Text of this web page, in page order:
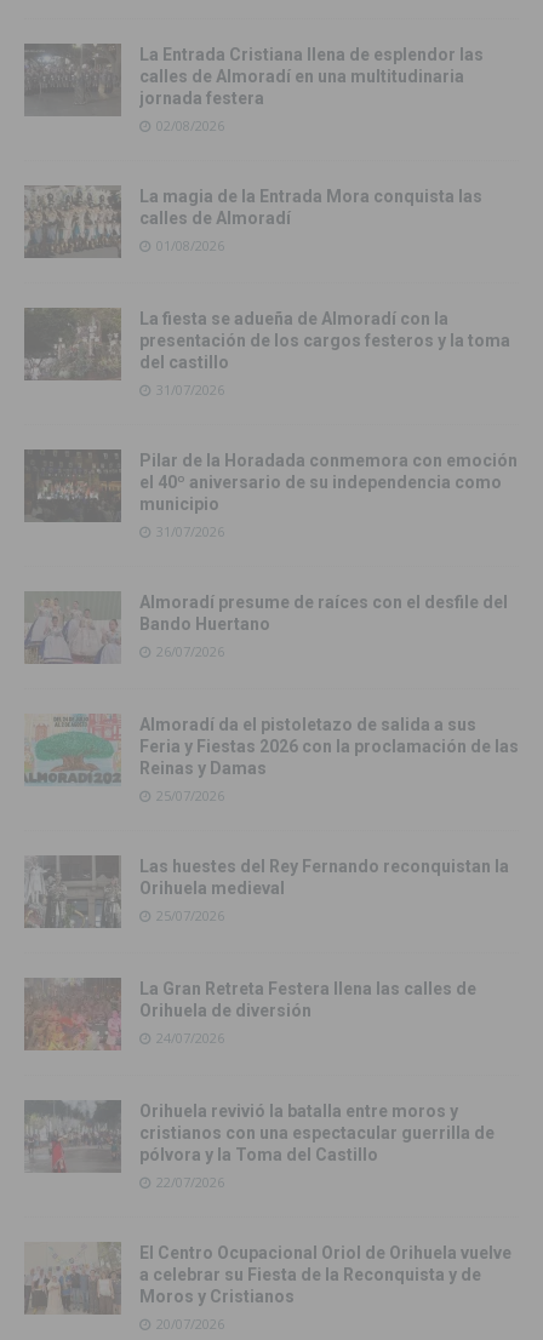
La Entrada Cristiana llena de esplendor las
calles de Almoradí en una multitudinaria
jornada festera
02/08/2026
La magia de la Entrada Mora conquista las
calles de Almoradí
01/08/2026
La fiesta se adueña de Almoradí con la
presentación de los cargos festeros y la toma
del castillo
31/07/2026
Pilar de la Horadada conmemora con emoción
el 40º aniversario de su independencia como
municipio
31/07/2026
Almoradí presume de raíces con el desfile del
Bando Huertano
26/07/2026
Almoradí da el pistoletazo de salida a sus
Feria y Fiestas 2026 con la proclamación de las
Reinas y Damas
25/07/2026
Las huestes del Rey Fernando reconquistan la
Orihuela medieval
25/07/2026
La Gran Retreta Festera llena las calles de
Orihuela de diversión
24/07/2026
Orihuela revivió la batalla entre moros y
cristianos con una espectacular guerrilla de
pólvora y la Toma del Castillo
22/07/2026
El Centro Ocupacional Oriol de Orihuela vuelve
a celebrar su Fiesta de la Reconquista y de
Moros y Cristianos
20/07/2026